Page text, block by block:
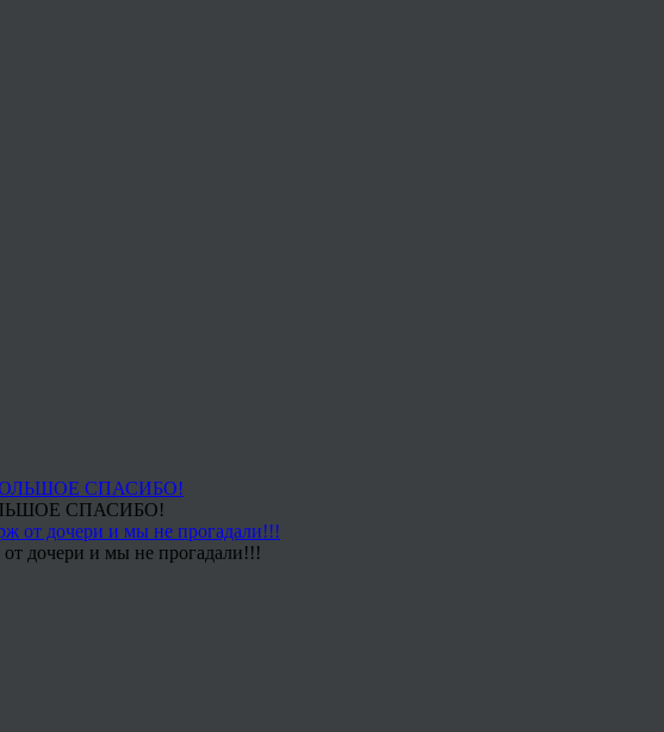
СПАСИБО!
дочери и мы не прогадали!!!